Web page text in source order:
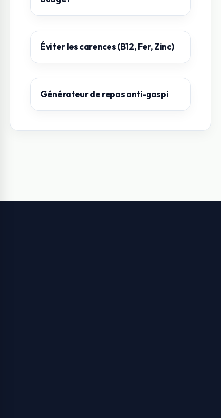
Éviter les carences (B12, Fer, Zinc)
Générateur de repas anti-gaspi